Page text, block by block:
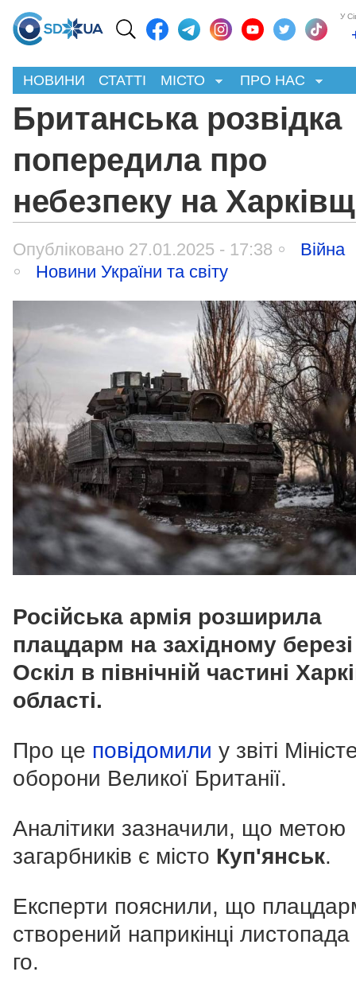
У
НОВИНИ СТАТТІ МІСТО ПРО НАС
Британська розвідка
попередила про
небезпеку на
Опубліковано 27.01.2025 - 17:38
Війна
Новини України та світу
Російська армія розширила
плацдарм на західному березі
Оскіл в північній частині
області.
Про це повідомили у звіті
оборони Великої Британії.
Аналітики зазначили, що метою
загарбників є місто Куп'янськ.
Експерти пояснили, що
створений наприкінці
го.